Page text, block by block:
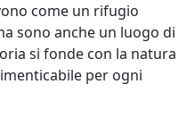
come un rifugio
sono anche un luogo di
si fonde con la natura
per ogni